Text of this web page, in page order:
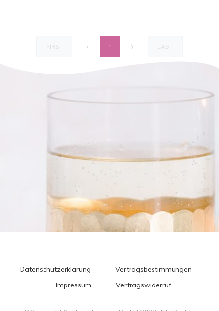
FIRST 1 LAST
Datenschutzerklärung
Vertragsbestimmungen
Impressum
Vertragswiderruf